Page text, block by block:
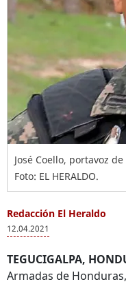
José Coello, portavoz
Foto: EL HERALDO.
Redacción El Heraldo
12.04.2021
TEGUCIGALPA,
Armadas de